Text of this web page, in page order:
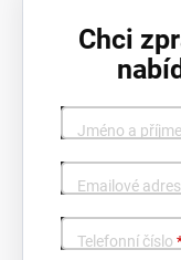
Chci
Jméno a
Emailové
Telefonní číslo